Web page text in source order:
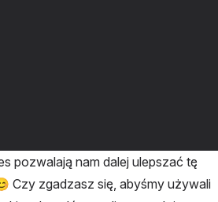
pozwalają nam dalej ulepszać tę
Czy zgadzasz się, abyśmy używali